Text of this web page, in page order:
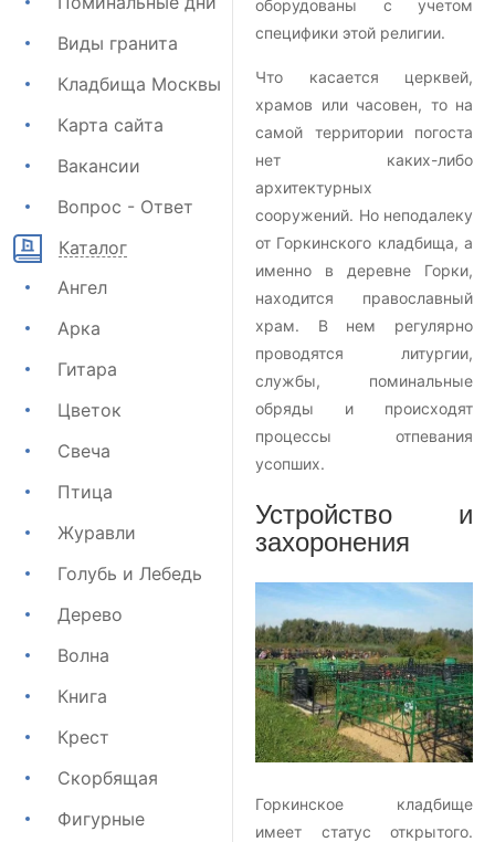
Виды гранита
Кладбища Москвы
Карта сайта
Вакансии
Вопрос - Ответ
Каталог
Ангел
Арка
Гитара
Цветок
Свеча
Птица
Журавли
Голубь и Лебедь
Дерево
Волна
Книга
Крест
Скорбящая
Фигурные
оборудованы с учетом
специфики этой религии.
Что касается церквей,
храмов или часовен, то на
самой территории погоста
нет каких-либо
архитектурных
сооружений. Но неподалеку
от Горкинского кладбища, а
именно в деревне Горки,
находится православный
храм. В нем регулярно
проводятся литургии,
службы, поминальные
обряды и происходят
процессы отпевания
усопших.
Устройство и
захоронения
Горкинское кладбище
имеет статус открытого.